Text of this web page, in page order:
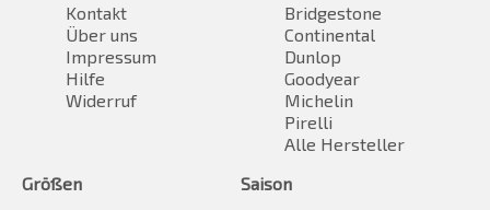
Kontakt
Über uns
Impressum
Hilfe
Widerruf
Bridgestone
Continental
Dunlop
Goodyear
Michelin
Pirelli
Alle Hersteller
Größen
Saison